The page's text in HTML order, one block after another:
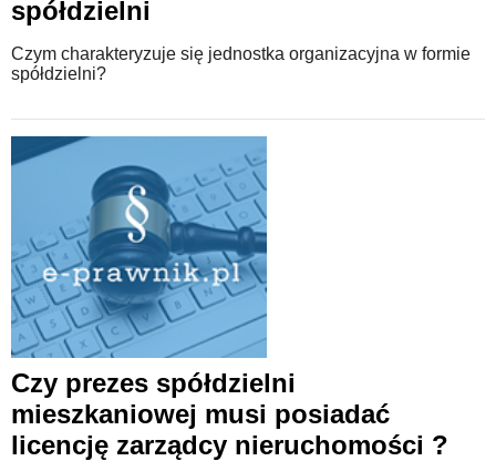
spółdzielni
Czym charakteryzuje się jednostka organizacyjna w formie
spółdzielni?
Czy prezes spółdzielni
mieszkaniowej musi posiadać
licencję zarządcy nieruchomości ?